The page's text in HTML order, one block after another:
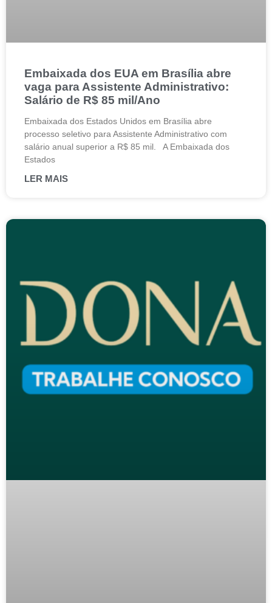
Embaixada dos EUA em Brasília abre
vaga para Assistente Administrativo:
Salário de R$ 85 mil/Ano
Embaixada dos Estados Unidos em Brasília abre
processo seletivo para Assistente Administrativo com
salário anual superior a R$ 85 mil. A Embaixada dos
Estados
LER MAIS